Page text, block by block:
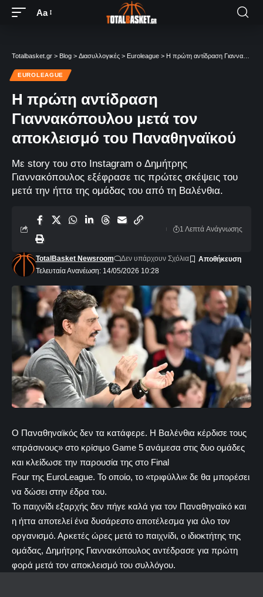
Aa
Totalbasket.gr > Blog > Διασυλλογικές > Euroleague > Η πρώτη αντίδραση Γιαννακόπουλου μετά τον αποκλεισμό του Παναθηναϊκού
EUROLEAGUE
Η πρώτη αντίδραση
Γιαννακόπουλου μετά τον
αποκλεισμό του Παναθηναϊκού
Με story του στο Instagram o Δημήτρης
Γιαννακόπουλος εξέφρασε τις πρώτες σκέψεις του
μετά την ήττα της ομάδας του από τη Βαλένθια.
Τελευταία Ανανέωση: 14/05/2026 10:28
TotalBasket Newsroom Δεν υπάρχουν Σχόλια
1 Λεπτά Aνάγνωσης
Ο Παναθηναϊκός δεν τα κατάφερε. Η Βαλένθια κέρδισε τους
«πράσινους» στο κρίσιμο Game 5 ανάμεσα στις δυο ομάδες
και κλείδωσε την παρουσία της στο Final
Four της EuroLeague. Το οποίο, το «τριφύλλι« δε θα μπορέσει
να δώσει στην έδρα του.
Το παιχνίδι εξαρχής δεν πήγε καλά για τον Παναθηναϊκό και
η ήττα αποτελεί ένα δυσάρεστο αποτέλεσμα για όλο τον
οργανισμό. Αρκετές ώρες μετά το παιχνίδι, ο ιδιοκτήτης της
ομάδας, Δημήτρης Γιαννακόπουλος αντέδρασε για πρώτη
φορά μετά τον αποκλεισμό του συλλόγου.